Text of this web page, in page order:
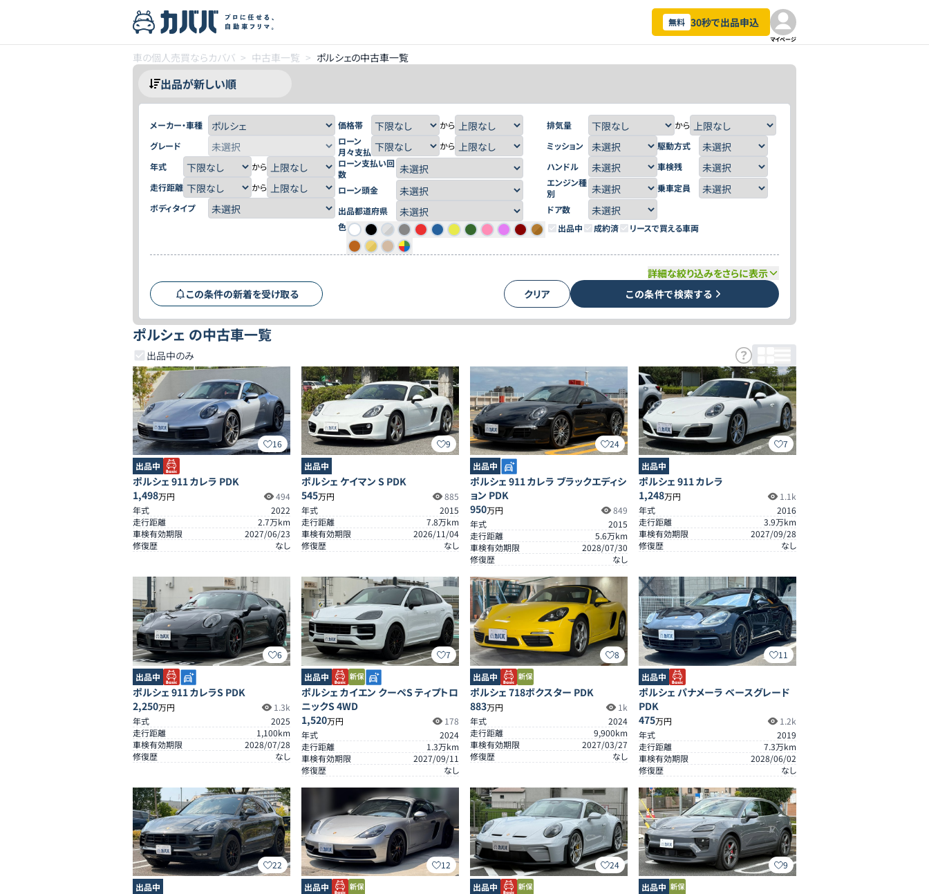
無料 30秒で出品申込
マイページ
車の個人売買ならカババ > 中古車一覧 > ポルシェの中古車一覧
メーカー・車種
グレード
年式
から
走行距離
から
ボディタイプ
価格帯
から
ローン
月々支払
から
ローン支払い回
数
ローン頭金
出品都道府県
色
排気量
から
ミッション
駆動方式
ハンドル
車検残
エンジン種
別
乗車定員
ドア数
出品中
成約済 リースで買える車両
詳細な絞り込みをさらに表示
この条件の新着を受け取る
クリア この条件で検索する
ポルシェ の中古車一覧
出品中のみ
16
出品中
ポルシェ 911 カレラ PDK
1,498万円
494
年式
2022
走行距離
2.7万km
車検有効期限
2027/06/23
修復歴
なし
9
出品中
ポルシェ ケイマン S PDK
545万円
885
年式
2015
走行距離
7.8万km
車検有効期限
2026/11/04
修復歴
なし
24
出品中
ポルシェ 911 カレラ ブラックエディシ
ョン PDK
950万円
849
年式
2015
走行距離
5.6万km
車検有効期限
2028/07/30
修復歴
なし
7
出品中
ポルシェ 911 カレラ
1,248万円
1.1k
年式
2016
走行距離
3.9万km
車検有効期限
2027/09/28
修復歴
なし
6
出品中
ポルシェ 911 カレラS PDK
2,250万円
1.3k
年式
2025
走行距離
1,100km
車検有効期限
2028/07/28
修復歴
なし
7
出品中
ポルシェ カイエン クーペS ティプトロ
ニックS 4WD
1,520万円
178
年式
2024
走行距離
1.3万km
車検有効期限
2027/09/11
修復歴
なし
8
出品中
ポルシェ 718ボクスター PDK
883万円
1k
年式
2024
走行距離
9,900km
車検有効期限
2027/03/27
修復歴
なし
11
出品中
ポルシェ パナメーラ ベースグレード
PDK
475万円
1.2k
年式
2019
走行距離
7.3万km
車検有効期限
2028/06/02
修復歴
なし
22
出品中
12
出品中
24
出品中
9
出品中